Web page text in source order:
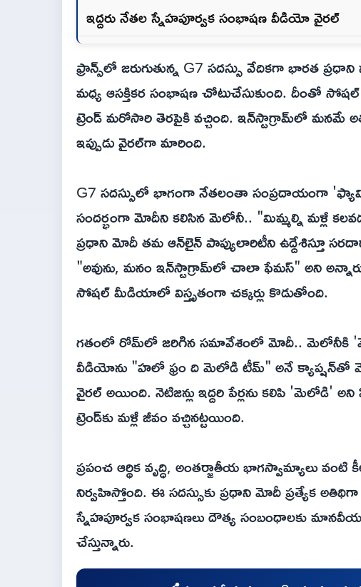
ఇద్దరు నేతల స్నేహపూర్వక సంభాషణ వీడియో వైరల్
ఫ్రాన్స్‌లో జరుగుతున్న G7 సదస్సు వేదికగా భారత
మధ్య ఆసక్తికర సంభాషణ చోటుచేసుకుంది. దీంతో
ట్రెండ్ మరోసారి తెరపైకి వచ్చింది. ఇన్‌స్టాగ్రామ్‌లో
ఇప్పుడు వైరల్‌గా మారింది.
G7 సదస్సులో భాగంగా నేతలంతా సంప్రదాయంగా
సందర్భంగా మోదీని కలిసిన మెలోనీ.. "మిమ్మల్ని మళ్లీ
ప్రధాని మోదీ తమ ఆన్‌లైన్ పాప్యులారిటీని ఉద్దేశిస్తూ
"అవును, మనం ఇన్‌స్టాగ్రామ్‌లో చాలా ఫేమస్" అని
సోషల్ మీడియాలో విస్తృతంగా చక్కర్లు కొడుతోంది.
గతంలో రోమ్‌లో జరిగిన సమావేశంలో మోదీ.. మెలోనీకి
వీడియోను "హలో ఫ్రం ది మెలోడి టీమ్" అనే క్యాప్షన్‌తో
వైరల్ అయింది. నెటిజన్లు ఇద్దరి పేర్లను కలిపి
ట్రెండ్‌కు మళ్లీ జీవం వచ్చినట్టయింది.
ప్రపంచ ఆర్థిక వృద్ధి, అంతర్జాతీయ భాగస్వామ్యాలు వంటి
నిర్వహిస్తోంది. ఈ సదస్సుకు ప్రధాని మోదీ ప్రత్యేక
స్నేహపూర్వక సంభాషణలు దౌత్య సంబంధాలకు
చేస్తున్నారు.